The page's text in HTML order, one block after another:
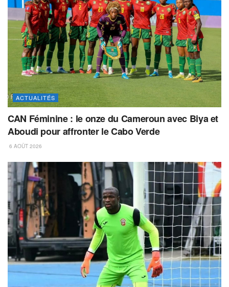
ACTUALITÉS
CAN Féminine : le onze du Cameroun avec Biya et
Aboudi pour affronter le Cabo Verde
6 AOÛT 2026